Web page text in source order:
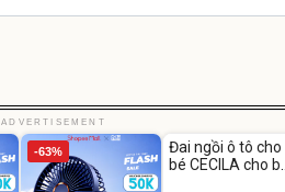
ADVERTISEMENT
-63%
Đai ngồi ô tô cho
bé CECILA cho bé